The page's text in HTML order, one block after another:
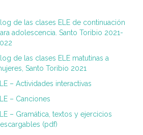
de las clases ELE de continuación
adolescencia. Santo Toribio 2021-
de las clases ELE matutinas a
Santo Toribio 2021
– Actividades interactivas
– Canciones
– Gramática, textos y ejercicios
(pdf)